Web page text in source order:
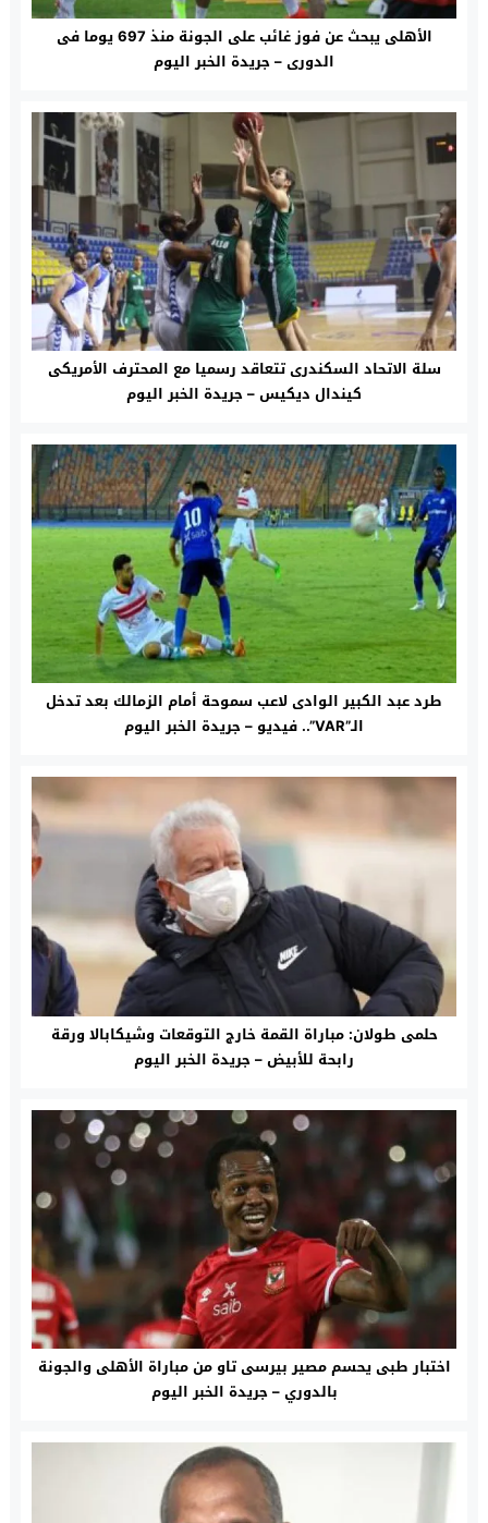
الأهلى يبحث عن فوز غائب على الجونة منذ 697 يوما فى
الدورى – جريدة الخبر اليوم
سلة الاتحاد السكندرى تتعاقد رسميا مع المحترف الأمريكى
كيندال ديكيس – جريدة الخبر اليوم
طرد عبد الكبير الوادى لاعب سموحة أمام الزمالك بعد تدخل
الـ”VAR”.. فيديو – جريدة الخبر اليوم
حلمى طولان: مباراة القمة خارج التوقعات وشيكابالا ورقة
رابحة للأبيض – جريدة الخبر اليوم
اختبار طبى يحسم مصير بيرسى تاو من مباراة الأهلى والجونة
بالدوري – جريدة الخبر اليوم